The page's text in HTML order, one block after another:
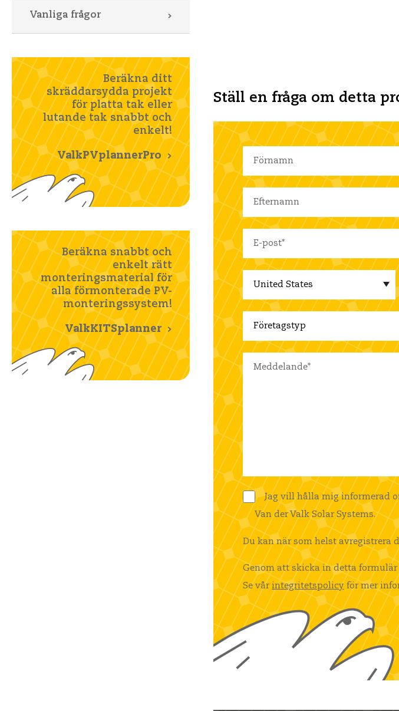
Ställ en fråga om detta
Jag vill hålla mig informerad
Van der Valk Solar Systems.
Du kan när som helst avregistrera
Genom att skicka in detta
Se vår integritetspolicy för mer
Vanliga frågor
Beräkna ditt
skräddarsydda projekt
för platta tak eller
lutande tak snabbt och
enkelt!
ValkPVplannerPro
Beräkna snabbt och
enkelt rätt
monteringsmaterial för
alla förmonterade PV-
monteringssystem!
ValkKITSplanner